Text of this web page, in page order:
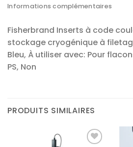
Informations complémentaires
Fisherbrand Inserts à code
stockage cryogénique à
Bleu, À utiliser avec: Pour
PS, Non
PRODUITS SIMILAIRES